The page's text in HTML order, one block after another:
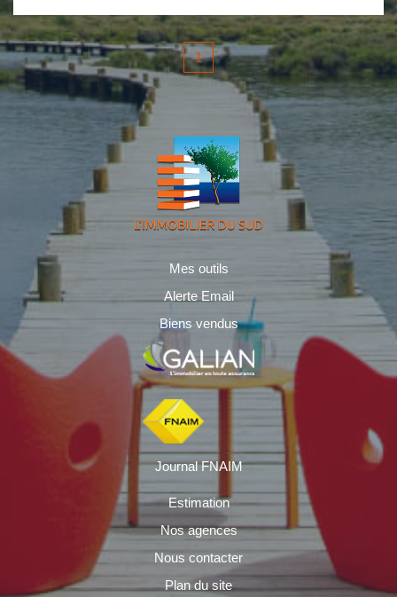
1
Mes outils
Alerte Email
Biens vendus
Journal FNAIM
Estimation
Nos agences
Nous contacter
Plan du site